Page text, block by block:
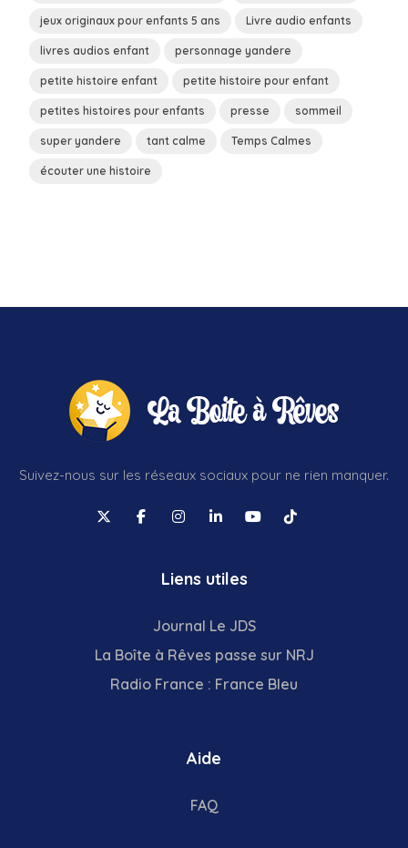
jeux originaux pour enfants 5 ans Livre audio enfants
livres audios enfant personnage yandere
petite histoire enfant petite histoire pour enfant
petites histoires pour enfants presse sommeil
super yandere tant calme Temps Calmes
écouter une histoire
Suivez-nous sur les réseaux sociaux pour ne rien manquer.
Liens utiles
Journal Le JDS
La Boîte à Rêves passe sur NRJ
Radio France : France Bleu
Aide
FAQ